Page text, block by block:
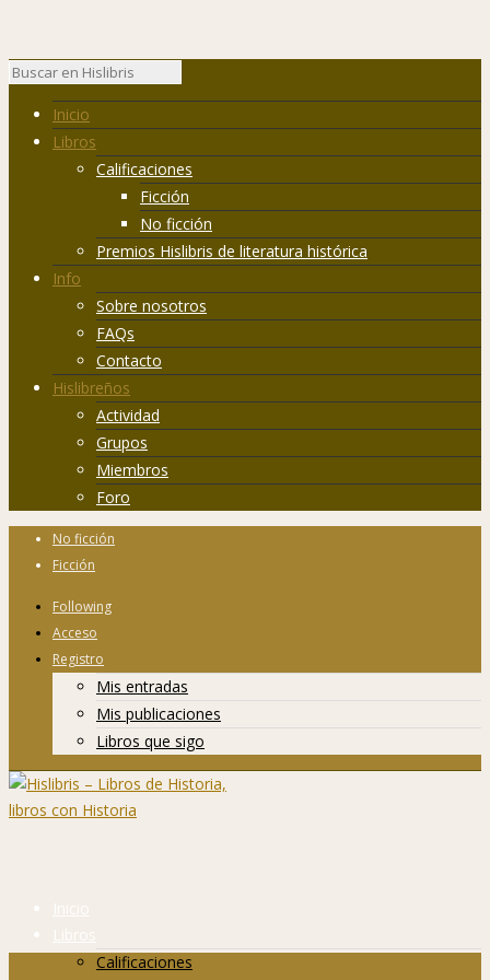
Inicio
Libros
Calificaciones
Ficción
No ficción
Premios Hislibris de literatura histórica
Info
Sobre nosotros
FAQs
Contacto
Hislibreños
Actividad
Grupos
Miembros
Foro
No ficción
Ficción
Following
Acceso
Registro
Mis entradas
Mis publicaciones
Libros que sigo
Inicio
Libros
Calificaciones